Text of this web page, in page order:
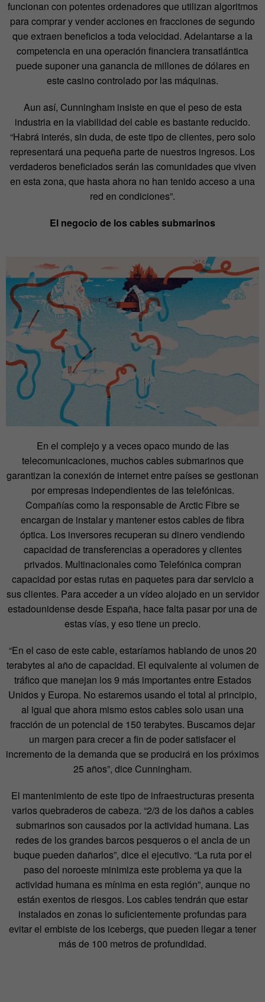
funcionan con potentes ordenadores que utilizan algoritmos
para comprar y vender acciones en fracciones de segundo
que extraen beneficios a toda velocidad. Adelantarse a la
competencia en una operación financiera transatlántica
puede suponer una ganancia de millones de dólares en
este casino controlado por las máquinas.
Aun así, Cunningham insiste en que el peso de esta
industria en la viabilidad del cable es bastante reducido.
“Habrá interés, sin duda, de este tipo de clientes, pero solo
representará una pequeña parte de nuestros ingresos. Los
verdaderos beneficiados serán las comunidades que viven
en esta zona, que hasta ahora no han tenido acceso a una
red en condiciones”.
El negocio de los cables submarinos
En el complejo y a veces opaco mundo de las
telecomunicaciones, muchos cables submarinos que
garantizan la conexión de internet entre países se gestionan
por empresas independientes de las telefónicas.
Compañías como la responsable de Arctic Fibre se
encargan de instalar y mantener estos cables de fibra
óptica. Los inversores recuperan su dinero vendiendo
capacidad de transferencias a operadores y clientes
privados. Multinacionales como Telefónica compran
capacidad por estas rutas en paquetes para dar servicio a
sus clientes. Para acceder a un vídeo alojado en un servidor
estadounidense desde España, hace falta pasar por una de
estas vías, y eso tiene un precio.
“En el caso de este cable, estaríamos hablando de unos 20
terabytes al año de capacidad. El equivalente al volumen de
tráfico que manejan los 9 más importantes entre Estados
Unidos y Europa. No estaremos usando el total al principio,
al igual que ahora mismo estos cables solo usan una
fracción de un potencial de 150 terabytes. Buscamos dejar
un margen para crecer a fin de poder satisfacer el
incremento de la demanda que se producirá en los próximos
25 años”, dice Cunningham.
El mantenimiento de este tipo de infraestructuras presenta
varios quebraderos de cabeza. “2/3 de los daños a cables
submarinos son causados por la actividad humana. Las
redes de los grandes barcos pesqueros o el ancla de un
buque pueden dañarlos”, dice el ejecutivo. “La ruta por el
paso del noroeste minimiza este problema ya que la
actividad humana es mínima en esta región”, aunque no
están exentos de riesgos. Los cables tendrán que estar
instalados en zonas lo suficientemente profundas para
evitar el embiste de los icebergs, que pueden llegar a tener
más de 100 metros de profundidad.